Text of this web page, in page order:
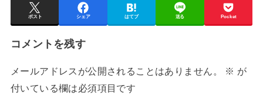
ポスト シェア はてブ 送る Pocket
コメントを残す
メールアドレスが公開されることはありません。 ※ が
付いている欄は必須項目です